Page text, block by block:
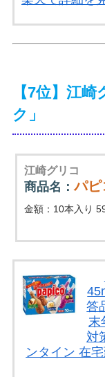
【7位】江
ク」
江崎グリコ
商品名：パピ
金額：10本入り
答
末
対
ンタイン 在